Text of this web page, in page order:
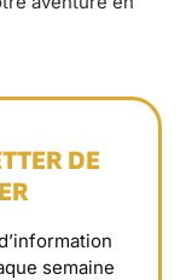
DE
semaine